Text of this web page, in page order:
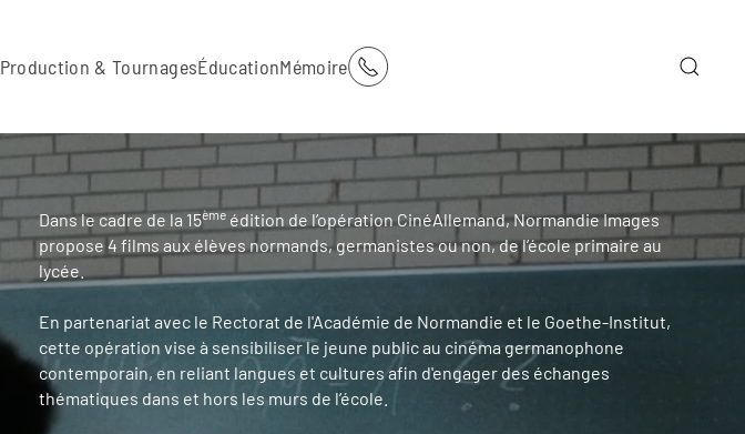
Production & TournagesÉducationMémoire
Dans le cadre de la 15ème édition de l’opération CinéAllemand, Normandie Images
propose 4 films aux élèves normands, germanistes ou non, de l’école primaire au
lycée.
En partenariat avec le Rectorat de l'Académie de Normandie et le Goethe-Institut,
cette opération vise à sensibiliser le jeune public au cinéma germanophone
contemporain, en reliant langues et cultures afin d'engager des échanges
thématiques dans et hors les murs de l’école.